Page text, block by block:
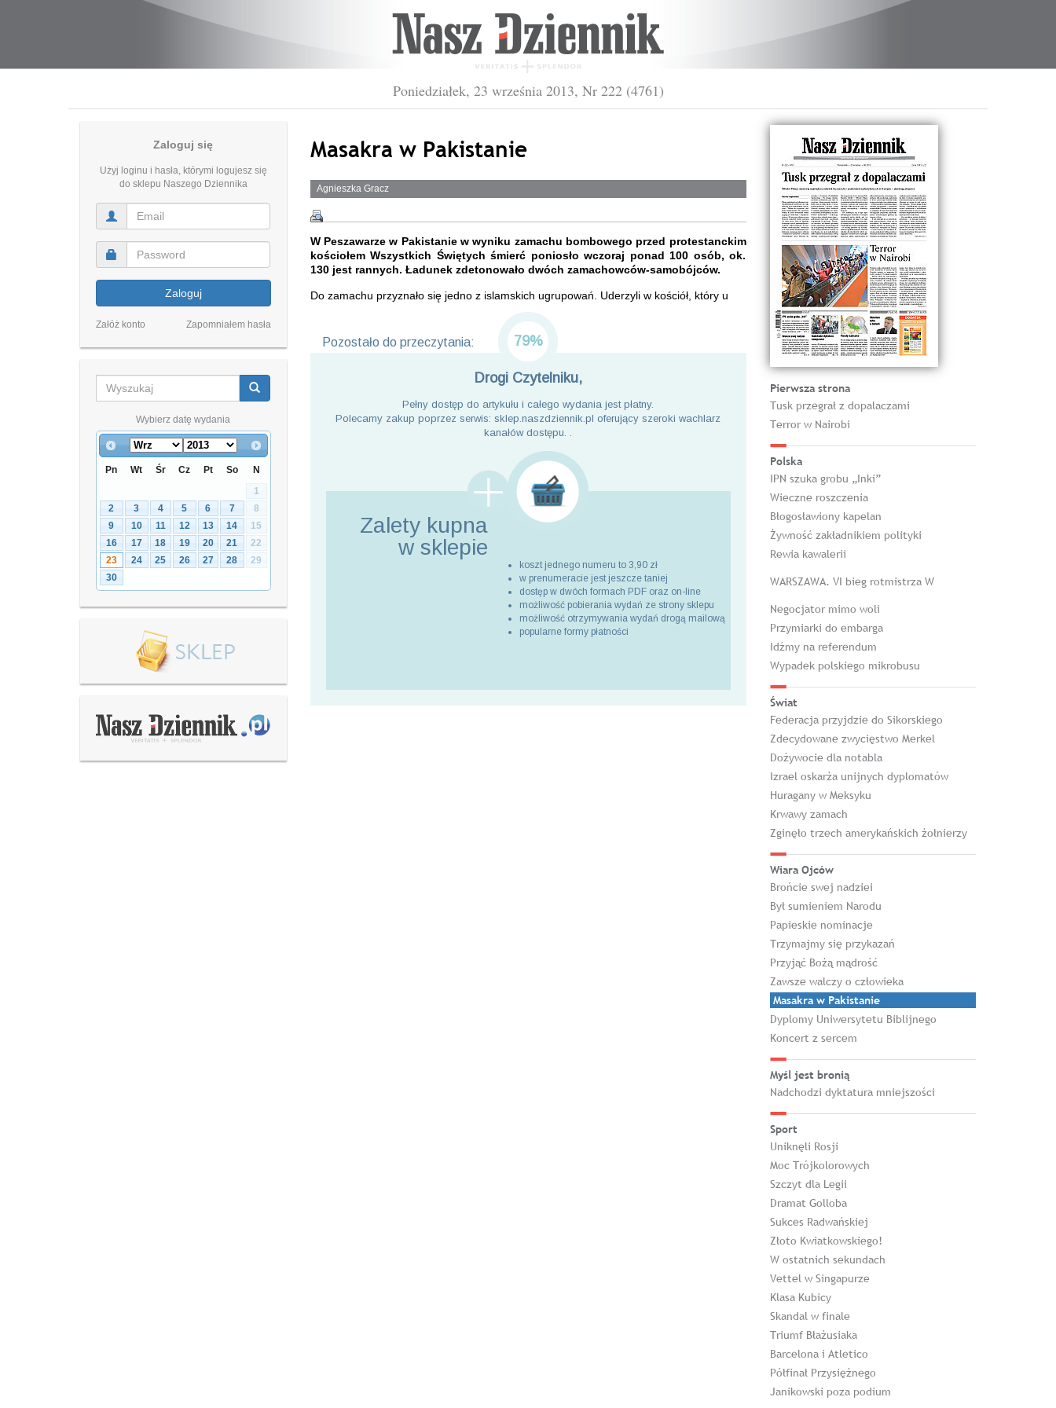
Poniedziałek, 23 września 2013, Nr 222 (4761)
Zaloguj się
Użyj loginu i hasła, którymi logujesz się
do sklepu Naszego Dziennika
Zaloguj
Załóż konto Zapomniałem hasła
Wybierz datę wydania
Pn Wt Śr Cz Pt So
N
1
2
3 4 5 6 7
8
9
10 11 12 13 14
15
16
17 18 19 20 21
22
23
24 25 26 27 28
29
30
Masakra w Pakistanie
Agnieszka Gracz
W Peszawarze w Pakistanie w wyniku zamachu bombowego przed protestanckim
kościołem Wszystkich Świętych śmierć poniosło wczoraj ponad 100 osób, ok.
130 jest rannych. Ładunek zdetonowało dwóch zamachowców-samobójców.
Do zamachu przyznało się jedno z islamskich ugrupowań. Uderzyli w kościół, który u
Pozostało do przeczytania: 79%
Drogi Czytelniku,
Pełny dostęp do artykułu i całego wydania jest płatny.
Polecamy zakup poprzez serwis: sklep.naszdziennik.pl oferujący szeroki wachlarz
kanałów dostępu. .
Zalety kupna
w sklepie
koszt jednego numeru to 3,90 zł
w prenumeracie jest jeszcze taniej
dostęp w dwóch formach PDF oraz on-line
możliwość pobierania wydań ze strony sklepu
możliwość otrzymywania wydań drogą mailową
popularne formy płatności
Pierwsza strona
Tusk przegrał z dopalaczami
Terror w Nairobi
Polska
IPN szuka grobu „Inki”
Wieczne roszczenia
Błogosławiony kapelan
Żywność zakładnikiem polityki
Rewia kawalerii
WARSZAWA. VI bieg rotmistrza W
Negocjator mimo woli
Przymiarki do embarga
Idźmy na referendum
Wypadek polskiego mikrobusu
Świat
Federacja przyjdzie do Sikorskiego
Zdecydowane zwycięstwo Merkel
Dożywocie dla notabla
Izrael oskarża unijnych dyplomatów
Huragany w Meksyku
Krwawy zamach
Zginęło trzech amerykańskich żołnierzy
Wiara Ojców
Brońcie swej nadziei
Był sumieniem Narodu
Papieskie nominacje
Trzymajmy się przykazań
Przyjąć Bożą mądrość
Zawsze walczy o człowieka
Masakra w Pakistanie
Dyplomy Uniwersytetu Biblijnego
Koncert z sercem
Myśl jest bronią
Nadchodzi dyktatura mniejszości
Sport
Uniknęli Rosji
Moc Trójkolorowych
Szczyt dla Legii
Dramat Golloba
Sukces Radwańskiej
Złoto Kwiatkowskiego!
W ostatnich sekundach
Vettel w Singapurze
Klasa Kubicy
Skandal w finale
Triumf Błażusiaka
Barcelona i Atletico
Półfinał Przysiężnego
Janikowski poza podium